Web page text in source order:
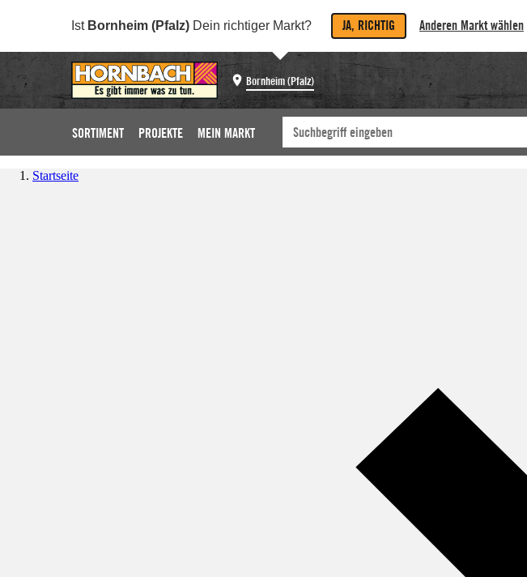
Ist Bornheim (Pfalz) Dein richtiger Markt? JA, RICHTIG Anderen Markt wählen
Bornheim (Pfalz)
SORTIMENT PROJEKTE MEIN MARKT
Startseite